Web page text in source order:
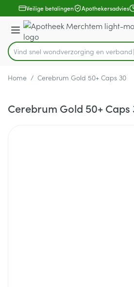
Ga naar de inhoud
1 van 1Veilige betalingen Apothekersadvies
Menu
Product, merk, categorie...
Vind snel wondverzorging en
Home / Cerebrum Gold 50+ Caps 30
Cerebrum Gold 50+ Caps